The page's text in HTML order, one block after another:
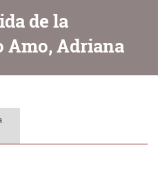
de la
Amo, Adriana